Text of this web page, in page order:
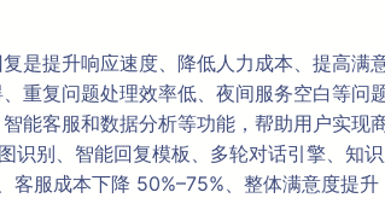
是提升响应速度、降低人力成本、提高
重复问题处理效率低、夜间服务空白等
能客服和数据分析等功能，帮助用户实
别、智能回复模板、多轮对话引擎、知
客服成本下降 50%–75%、整体满意度